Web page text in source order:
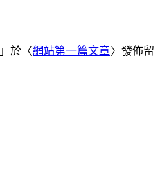
」於〈網站第一篇文章〉發佈留